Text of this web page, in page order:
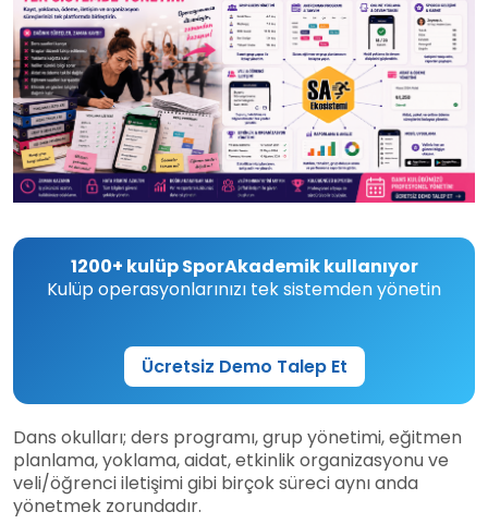
1200+ kulüp SporAkademik kullanıyor
Kulüp operasyonlarınızı tek sistemden yönetin
Ücretsiz Demo Talep Et
Dans okulları; ders programı, grup yönetimi, eğitmen
planlama, yoklama, aidat, etkinlik organizasyonu ve
veli/öğrenci iletişimi gibi birçok süreci aynı anda
yönetmek zorundadır.